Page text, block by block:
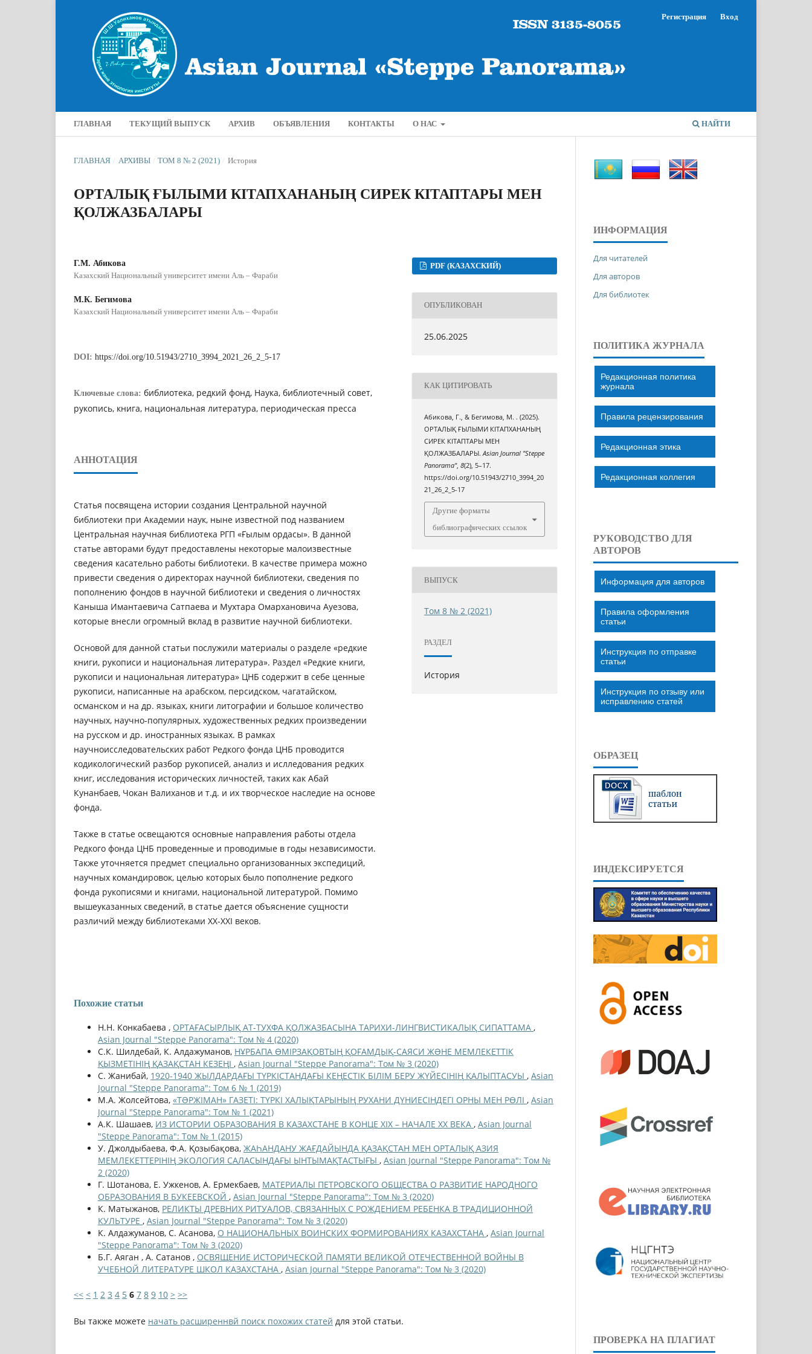
ГЛАВНАЯ ТЕКУЩИЙ ВЫПУСК АРХИВ ОБЪЯВЛЕНИЯ КОНТАКТЫ О НАС НАЙТИ
Регистрация Вход
ГЛАВНАЯ / АРХИВЫ / ТОМ 8 № 2 (2021) / История
ОРТАЛЫҚ ҒЫЛЫМИ КІТАПХАНАНЫҢ СИРЕК КІТАПТАРЫ МЕН
ҚОЛЖАЗБАЛАРЫ
Г.М. Абикова
Казахский Национальный университет имени Аль – Фараби
М.К. Бегимова
Казахский Национальный университет имени Аль – Фараби
DOI: https://doi.org/10.51943/2710_3994_2021_26_2_5-17
Ключевые слова: библиотека, редкий фонд, Наука, библиотечный совет,
рукопись, книга, национальная литература, периодическая пресса
АННОТАЦИЯ
Статья посвящена истории создания Центральной научной
библиотеки при Академии наук, ныне известной под названием
Центральная научная библиотека РГП «Ғылым ордасы». В данной
статье авторами будут предоставлены некоторые малоизвестные
сведения касательно работы библиотеки. В качестве примера можно
привести сведения о директорах научной библиотеки, сведения по
пополнению фондов в научной библиотеки и сведения о личностях
Каныша Имантаевича Сатпаева и Мухтара Омархановича Ауезова,
которые внесли огромный вклад в развитие научной библиотеки.
Основой для данной статьи послужили материалы о разделе «редкие
книги, рукописи и национальная литература». Раздел «Редкие книги,
рукописи и национальная литература» ЦНБ содержит в себе ценные
рукописи, написанные на арабском, персидском, чагатайском,
османском и на др. языках, книги литографии и большое количество
научных, научно-популярных, художественных редких произведении
на русском и др. иностранных языках. В рамках
научноисследовательских работ Редкого фонда ЦНБ проводится
кодикологический разбор рукописей, анализ и ислледования редких
книг, исследования исторических личностей, таких как Абай
Кунанбаев, Чокан Валиханов и т.д. и их творческое наследие на основе
фонда.
Также в статье освещаются основные направления работы отдела
Редкого фонда ЦНБ проведенные и проводимые в годы независимости.
Также уточняется предмет специально организованных экспедиций,
научных командировок, целью которых было пополнение редкого
фонда рукописями и книгами, национальной литературой. Помимо
вышеуказанных сведений, в статье дается объяснение сущности
различий между библиотеками ХХ-ХХІ веков.
PDF (КАЗАХСКИЙ)
ОПУБЛИКОВАН
25.06.2025
КАК ЦИТИРОВАТЬ
Абикова, Г., & Бегимова, М. . (2025).
ОРТАЛЫҚ ҒЫЛЫМИ КІТАПХАНАНЫҢ
СИРЕК КІТАПТАРЫ МЕН
ҚОЛЖАЗБАЛАРЫ.Asian Journal "Steppe
Panorama",8(2), 5–17.
https://doi.org/10.51943/2710_3994_20
21_26_2_5-17
Другие форматы
библиографических ссылок
ВЫПУСК
Том 8 № 2 (2021)
РАЗДЕЛ
История
Похожие статьи
Н.Н. Конкабаева , ОРТАҒАСЫРЛЫҚ АТ-ТУХФА ҚОЛЖАЗБАСЫНА ТАРИХИ-ЛИНГВИСТИКАЛЫҚ СИПАТТАМА ,
Asian Journal "Steppe Panorama": Том № 4 (2020)
С.К. Шилдебай, К. Алдажуманов, НҰРБАПА ӨМІРЗАҚОВТЫҢ ҚОҒАМДЫҚ-САЯСИ ЖƏНЕ МЕМЛЕКЕТТІК
ҚЫЗМЕТІНІҢ ҚАЗАҚСТАН КЕЗЕҢІ , Asian Journal "Steppe Panorama": Том № 3 (2020)
С. Жанибай, 1920-1940 ЖЫЛДАРДАҒЫ ТҮРКІСТАНДАҒЫ КЕҢЕСТІК БІЛІМ БЕРУ ЖҮЙЕСІНІҢ ҚАЛЫПТАСУЫ , Asian
Journal "Steppe Panorama": Том 6 № 1 (2019)
М.А. Жолсейтова, «ТƏРЖІМАН» ГАЗЕТІ: ТҮРКІ ХАЛЫҚТАРЫНЫҢ РУХАНИ ДҮНИЕСІНДЕГІ ОРНЫ МЕН РӨЛІ , Asian
Journal "Steppe Panorama": Том № 1 (2021)
А.К. Шашаев, ИЗ ИСТОРИИ ОБРАЗОВАНИЯ В КАЗАХСТАНЕ В КОНЦЕ ХIХ – НАЧАЛЕ ХХ ВЕКА , Asian Journal
"Steppe Panorama": Том № 1 (2015)
У. Джолдыбаева, Ф.А. Қозыбақова, ЖАҺАНДАНУ ЖАҒДАЙЫНДА ҚАЗАҚСТАН МЕН ОРТАЛЫҚ АЗИЯ
МЕМЛЕКЕТТЕРІНІҢ ЭКОЛОГИЯ САЛАСЫНДАҒЫ ЫНТЫМАҚТАСТЫҒЫ , Asian Journal "Steppe Panorama": Том №
2 (2020)
Г. Шотанова, Е. Ужкенов, А. Ермекбаев, МАТЕРИАЛЫ ПЕТРОВСКОГО ОБЩЕСТВА О РАЗВИТИЕ НАРОДНОГО
ОБРАЗОВАНИЯ В БУКЕЕВСКОЙ , Asian Journal "Steppe Panorama": Том № 3 (2020)
К. Матыжанов, РЕЛИКТЫ ДРЕВНИХ РИТУАЛОВ, СВЯЗАННЫХ С РОЖДЕНИЕМ РЕБЕНКА В ТРАДИЦИОННОЙ
КУЛЬТУРЕ , Asian Journal "Steppe Panorama": Том № 3 (2020)
К. Алдажуманов, С. Асанова, О НАЦИОНАЛЬНЫХ ВОИНСКИХ ФОРМИРОВАНИЯХ КАЗАХСТАНА , Asian Journal
"Steppe Panorama": Том № 3 (2020)
Б.Г. Аяган , А. Сатанов , ОСВЯЩЕНИЕ ИСТОРИЧЕСКОЙ ПАМЯТИ ВЕЛИКОЙ ОТЕЧЕСТВЕННОЙ ВОЙНЫ В
УЧЕБНОЙ ЛИТЕРАТУРЕ ШКОЛ КАЗАХСТАНА , Asian Journal "Steppe Panorama": Том № 3 (2020)
<< < 1 2 3 4 5 6 7 8 9 10 > >>
Вы также можете начать расширеннвй поиск похожих статей для этой статьи.
ИНФОРМАЦИЯ
Для читателей
Для авторов
Для библиотек
ПОЛИТИКА ЖУРНАЛА
Редакционная политика
журнала
Правила рецензирования
Редакционная этика
Редакционная коллегия
РУКОВОДСТВО ДЛЯ
АВТОРОВ
Информация для авторов
Правила оформления
статьи
Инструкция по отправке
статьи
Инструкция по отзыву или
исправлению статей
ОБРАЗЕЦ
ИНДЕКСИРУЕТСЯ
ПРОВЕРКА НА ПЛАГИАТ